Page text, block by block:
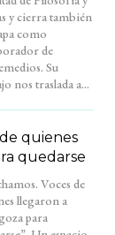
nos traslada a...
quienes
quedarse